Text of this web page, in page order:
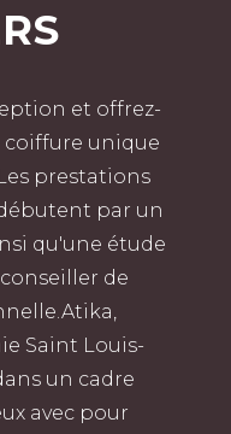
et offrez-
coiffure unique
prestations
par un
qu'une étude
de
Saint Louis-
un cadre
avec pour